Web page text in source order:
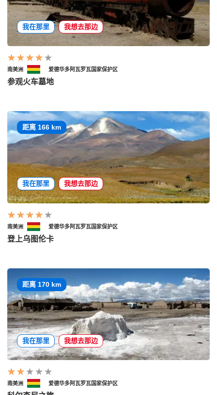
我在那里 我想去那边
南美洲 爱德华多阿瓦罗瓦国家保护区
参观火车墓地
距离 166 km
我在那里 我想去那边
南美洲 爱德华多阿瓦罗瓦国家保护区
登上乌图伦卡
距离 170 km
我在那里 我想去那边
南美洲 爱德华多阿瓦罗瓦国家保护区